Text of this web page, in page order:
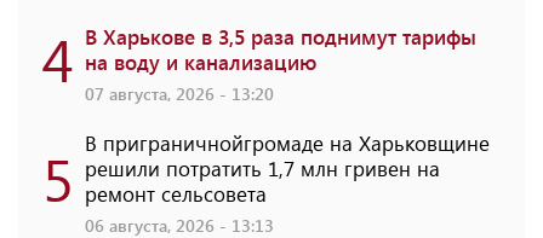
4 В Харькове в 3,5 раза поднимут тарифы
на воду и канализацию
07 августа, 2026 - 13:20
5 В приграничнойгромаде на Харьковщине
решили потратить 1,7 млн ​​гривен на
ремонт сельсовета
06 августа, 2026 - 13:13